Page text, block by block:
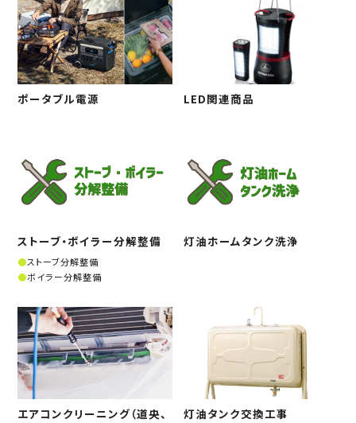
ポータブル電源 LED関連商品
ストーブ・ボイラー分解整備
ストーブ分解整備
ボイラー分解整備
灯油ホームタンク洗浄
エアコンクリーニング（道央、
灯油タンク交換工事